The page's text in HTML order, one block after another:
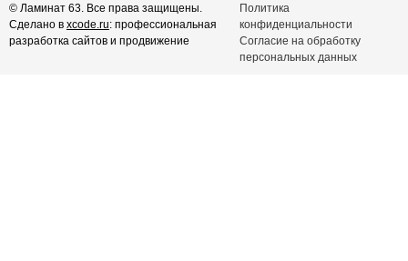
© Ламинат 63. Все права защищены.
Сделано в xcode.ru: профессиональная
разработка сайтов и продвижение
Политика
конфиденциальности
Согласие на обработку
персональных данных